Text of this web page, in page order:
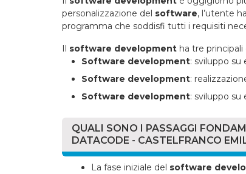
personalizzazione del software, l’utente
programma che soddisfi tutti i requisiti
Il software development ha tre principali
Software development: sviluppo su
Software development:
Software development: sviluppo su
QUALI SONO I PASSAGGI
DATACODE - CASTELFRANCO
La fase iniziale del software